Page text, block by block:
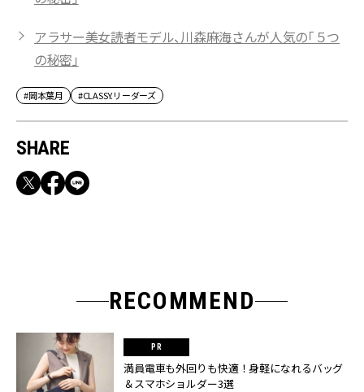
アラサー美女読者モデル、川森麻海さんが人気の「５つ
の秘密」
#岡本葉月 #CLASSY.リーダーズ
SHARE
RECOMMEND
満員電車も外回りも快適！身軽になれるバッグ
＆スマホショルダー3選